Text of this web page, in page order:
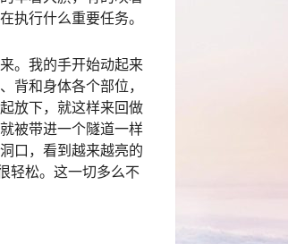
执行什么重要任务。
。我的手开始动起来
背和身体各个部位，
放下，就这样来回做
被带进一个隧道一样
口，看到越来越亮的
轻松。这一切多么不